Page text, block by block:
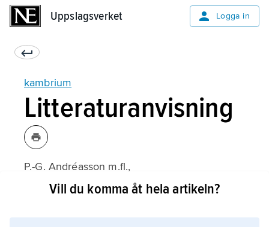
Uppslagsverket Logga in
kambrium
Litteraturanvisning
P.-G. Andréasson m.fl.,
Geobiosfären
Vill du komma åt hela artikeln?